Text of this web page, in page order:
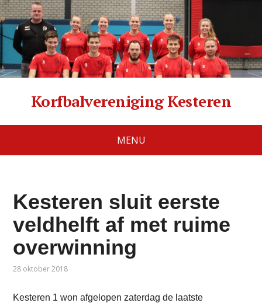
Korfbalvereniging Kesteren
MENU
Kesteren sluit eerste
veldhelft af met ruime
overwinning
28 oktober 2018
Kesteren 1 won afgelopen zaterdag de laatste